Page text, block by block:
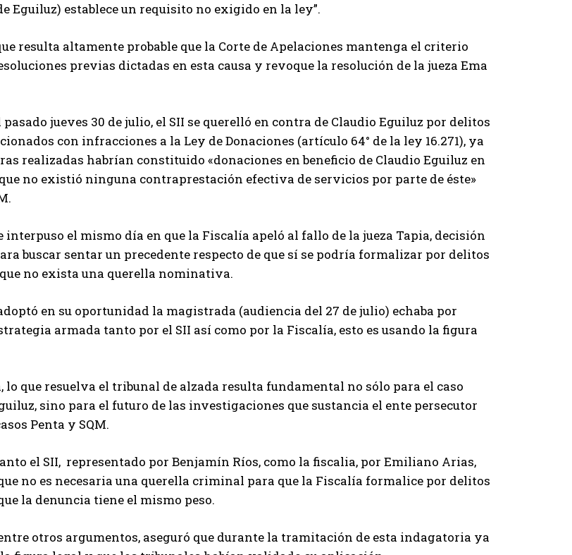
Eguiluz) establece un requisito no exigido en la ley”.
resulta altamente probable que la Corte de Apelaciones mantenga el criterio
previas dictadas en esta causa y revoque la resolución de la jueza Ema
pasado jueves 30 de julio, el SII se querelló en contra de Claudio Eguiluz por delitos
con infracciones a la Ley de Donaciones (artículo 64° de la ley 16.271), ya
realizadas habrían constituido «donaciones en beneficio de Claudio Eguiluz en
no existió ninguna contraprestación efectiva de servicios por parte de éste»
interpuso el mismo día en que la Fiscalía apeló al fallo de la jueza Tapia, decisión
buscar sentar un precedente respecto de que sí se podría formalizar por delitos
no exista una querella nominativa.
en su oportunidad la magistrada (audiencia del 27 de julio) echaba por
armada tanto por el SII así como por la Fiscalía, esto es usando la figura
lo que resuelva el tribunal de alzada resulta fundamental no sólo para el caso
sino para el futuro de las investigaciones que sustancia el ente persecutor
Penta y SQM.
el SII, representado por Benjamín Ríos, como la fiscalia, por Emiliano Arias,
no es necesaria una querella criminal para que la Fiscalía formalice por delitos
la denuncia tiene el mismo peso.
otros argumentos, aseguró que durante la tramitación de esta indagatoria ya